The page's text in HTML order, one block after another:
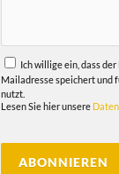
Ich willige ein, dass
Mailadresse speichert und
nutzt.
Lesen Sie hier unsere